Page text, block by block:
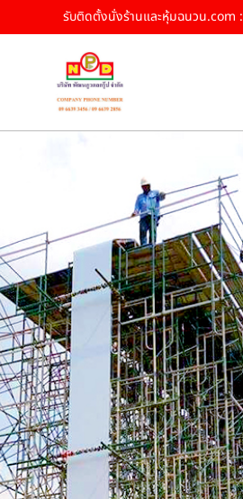
รับติดตั้งนั่งร้านและหุ้มฉนวน.com :